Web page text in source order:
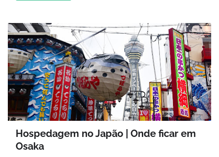
Hospedagem no Japão | Onde ficar em
Osaka